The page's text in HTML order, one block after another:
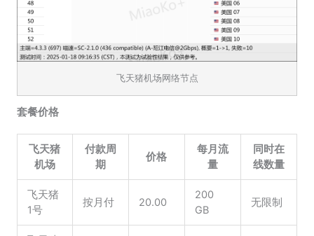
飞天猪机场网络节点
套餐价格
飞天猪
机场
付款周
期
价格
每月流
量
同时在
线数量
飞天猪
1号
按月付 20.00
200
GB
无限制